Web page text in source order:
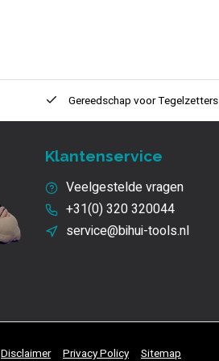
Gereedschap voorTegelzetters
Klantenservice
Veelgestelde vragen
+31(0) 320 320044
service@bihui-tools.nl
Disclaimer Privacy Policy Sitemap